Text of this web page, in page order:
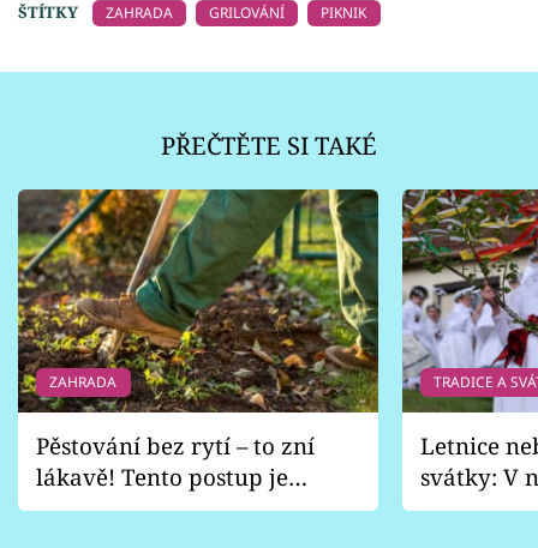
ŠTÍTKY
ZAHRADA GRILOVÁNÍ PIKNIK
PŘEČTĚTE SI TAKÉ
ZAHRADA
Pěstování bez rytí – to zní
lákavě! Tento postup je
vhodný jen pro některé
TRADICE A
Letnice
svátky: V
pondělí